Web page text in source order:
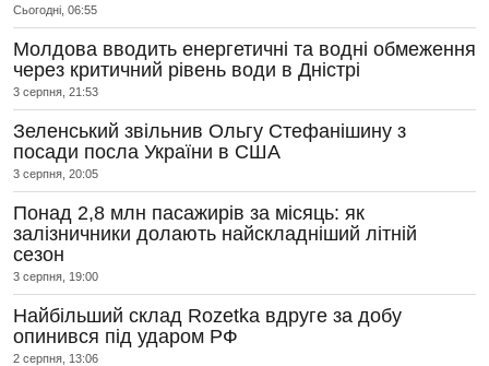
Сьогодні, 06:55
Молдова вводить енергетичні та водні обмеження
через критичний рівень води в Дністрі
3 серпня, 21:53
Зеленський звільнив Ольгу Стефанішину з
посади посла України в США
3 серпня, 20:05
Понад 2,8 млн пасажирів за місяць: як
залізничники долають найскладніший літній
сезон
3 серпня, 19:00
Найбільший склад Rozetka вдруге за добу
опинився під ударом РФ
2 серпня, 13:06